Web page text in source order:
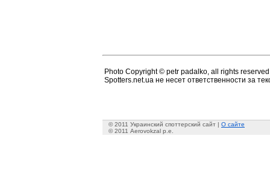
Photo Copyright © petr padalko, all rights
Spotters.net.ua не несет ответственности за
© 2011 Украинский споттерский сайт | О сайте
© 2011 Aerovokzal p.e.